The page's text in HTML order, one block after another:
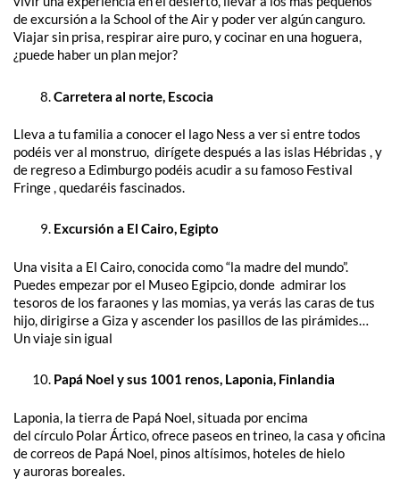
de excursión a la School of the Air y poder ver algún canguro.
Viajar sin prisa, respirar aire puro, y cocinar en una hoguera,
¿puede haber un plan mejor?
Carretera al norte, Escocia
Lleva a tu familia a conocer el lago Ness a ver si entre todos
podéis ver al monstruo, dirígete después a las islas Hébridas , y
de regreso a Edimburgo podéis acudir a su famoso Festival
Fringe , quedaréis fascinados.
Excursión a El Cairo, Egipto
Una visita a El Cairo, conocida como “la madre del mundo”.
Puedes empezar por el Museo Egipcio, donde admirar los
tesoros de los faraones y las momias, ya verás las caras de tus
hijo, dirigirse a Giza y ascender los pasillos de las pirámides…
Un viaje sin igual
Papá Noel y sus 1001 renos, Laponia, Finlandia
Laponia, la tierra de Papá Noel, situada por encima
del círculo Polar Ártico, ofrece paseos en trineo, la casa y oficina
de correos de Papá Noel, pinos altísimos, hoteles de hielo
y auroras boreales.